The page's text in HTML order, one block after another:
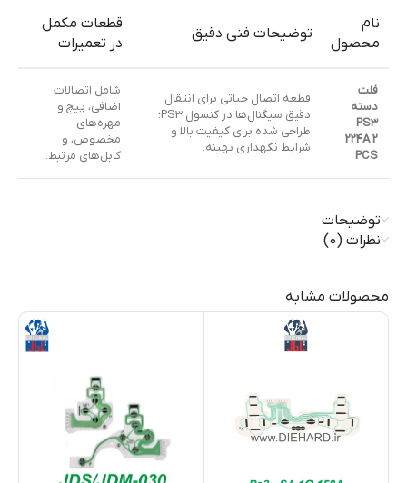
نام
محصول
توضیحات فنی دقیق
قطعات مکمل
در تعمیرات
فلت
دسته
PS3
224A 2
PCS
قطعه اتصال حیاتی برای انتقال
دقیق سیگنال‌ها در کنسول PS3؛
طراحی شده برای کیفیت بالا و
شرایط نگهداری بهینه.
شامل اتصالات
اضافی، پیچ و
مهره‌های
مخصوص، و
کابل‌های مرتبط.
توضیحات
نظرات (0)
محصولات مشابه